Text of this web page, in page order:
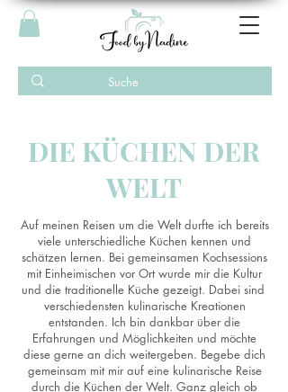
DIE KÜCHEN DER
WELT
Auf meinen Reisen um die Welt durfte ich bereits
viele unterschiedliche Küchen kennen und
schätzen lernen. Bei gemeinsamen Kochsessions
mit Einheimischen vor Ort wurde mir die Kultur
und die traditionelle Küche gezeigt. Dabei sind
verschiedensten kulinarische Kreationen
entstanden. Ich bin dankbar über die
Erfahrungen und Möglichkeiten und möchte
diese gerne an dich weitergeben. Begebe dich
gemeinsam mit mir auf eine kulinarische Reise
durch die Küchen der Welt. Ganz gleich ob